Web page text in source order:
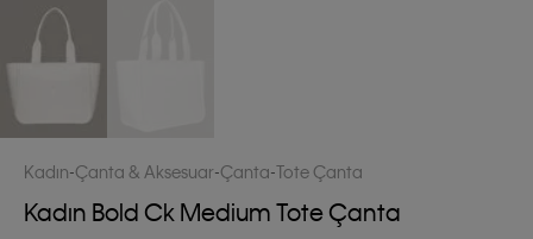
Kadın Çanta & Aksesuar Çanta Tote Çanta
Kadın Bold Ck Medium Tote Çanta